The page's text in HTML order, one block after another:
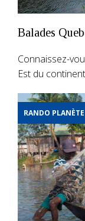
Balades
Connaissez-
Est du
RANDO PLANÈTE